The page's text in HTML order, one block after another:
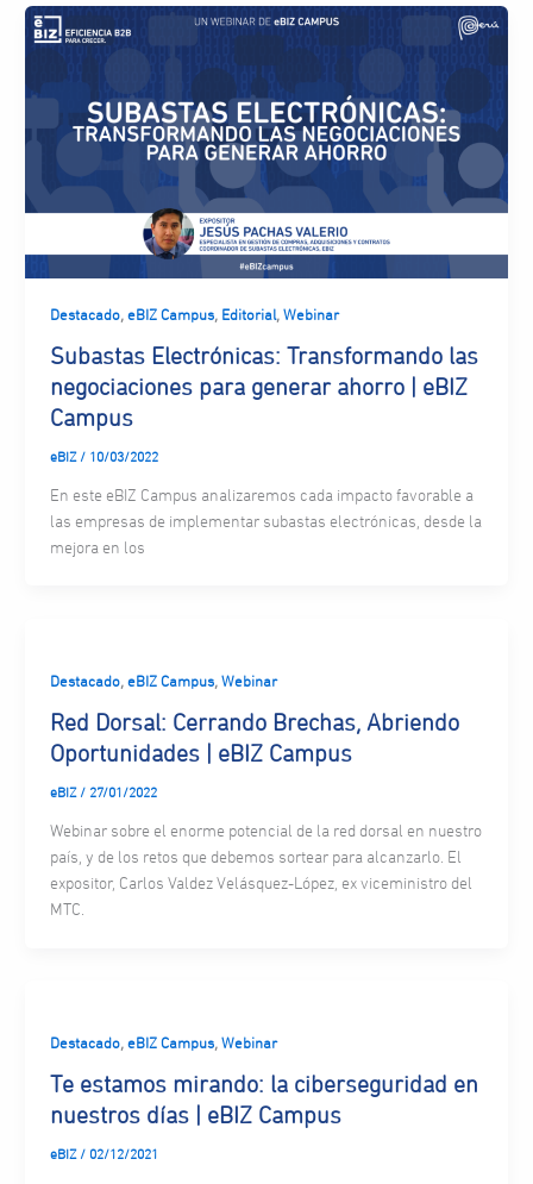
Destacado, eBIZ Campus, Editorial, Webinar
Subastas Electrónicas: Transformando las
negociaciones para generar ahorro | eBIZ
Campus
eBIZ / 10/03/2022
En este eBIZ Campus analizaremos cada impacto favorable a
las empresas de implementar subastas electrónicas, desde la
mejora en los
Destacado, eBIZ Campus, Webinar
Red Dorsal: Cerrando Brechas, Abriendo
Oportunidades | eBIZ Campus
eBIZ / 27/01/2022
Webinar sobre el enorme potencial de la red dorsal en nuestro
país, y de los retos que debemos sortear para alcanzarlo. El
expositor, Carlos Valdez Velásquez-López, ex viceministro del
MTC.
Destacado, eBIZ Campus, Webinar
Te estamos mirando: la ciberseguridad en
nuestros días | eBIZ Campus
eBIZ / 02/12/2021